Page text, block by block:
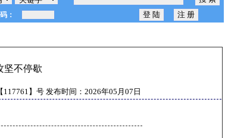
坚不停歇
117761 】号 发布时间： 2026年05月07日